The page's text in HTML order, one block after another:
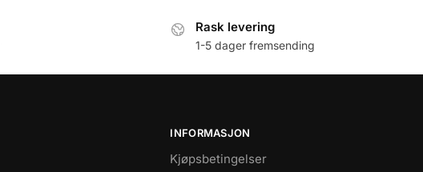
Rask levering
1-5 dager fremsending
INFORMASJON
Kjøpsbetingelser